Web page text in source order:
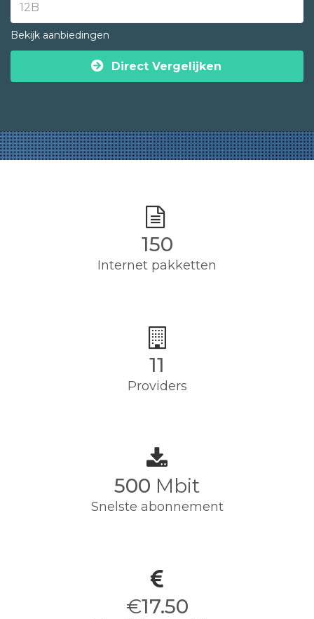
Bekijk aanbiedingen
Direct Vergelijken
150
Internet pakketten
11
Providers
500 Mbit
Snelste abonnement
€17.50